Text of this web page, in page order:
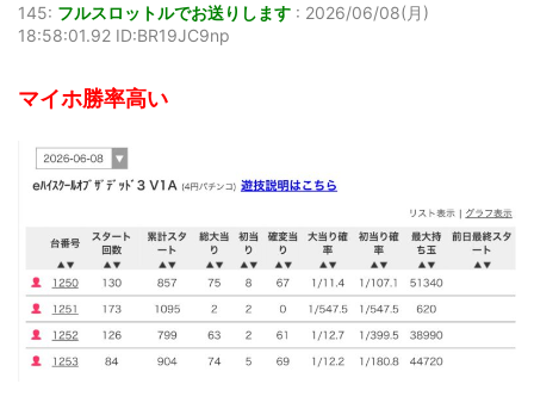
145: フルスロットルでお送りします : 2026/06/08(月)
18:58:01.92 ID:BR19JC9np
マイホ勝率高い